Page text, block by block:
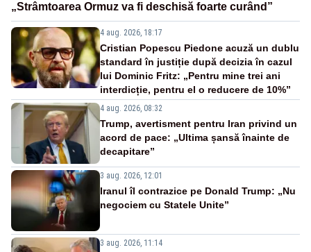
„Strâmtoarea Ormuz va fi deschisă foarte curând”
4 aug. 2026, 18:17
Cristian Popescu Piedone acuză un dublu
standard în justiție după decizia în cazul
lui Dominic Fritz: „Pentru mine trei ani
interdicție, pentru el o reducere de 10%”
4 aug. 2026, 08:32
Trump, avertisment pentru Iran privind un
acord de pace: „Ultima șansă înainte de
decapitare”
3 aug. 2026, 12:01
Iranul îl contrazice pe Donald Trump: „Nu
negociem cu Statele Unite”
3 aug. 2026, 11:14